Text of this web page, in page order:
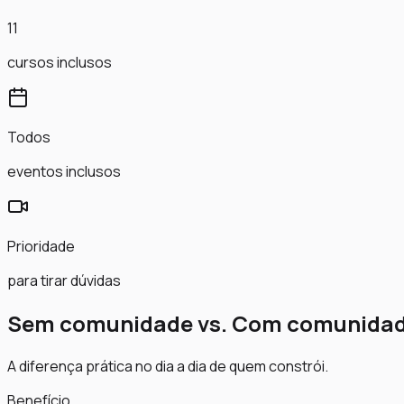
11
cursos inclusos
Todos
eventos inclusos
Prioridade
para tirar dúvidas
Sem comunidade vs. Com
A diferença prática no dia a dia de quem constrói.
Benefício